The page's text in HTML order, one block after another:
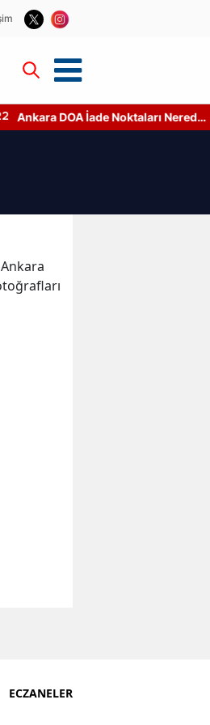
Ankara DOA İade Noktaları Nerede?
Makineler Çalışıyor mu?
ECZANELER